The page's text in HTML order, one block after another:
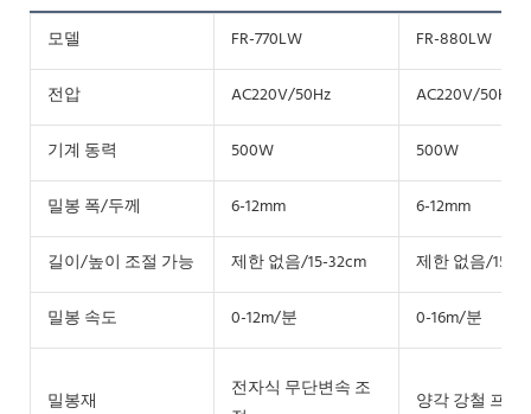
모델 FR-770LW FR-880LW
전압 AC220V/50Hz AC220V/50Hz
기계 동력 500W 500W
밀봉 폭/두께 6-12mm 6-12mm
길이/높이 조절 가능 제한 없음/15-32cm 제한 없음/15-
밀봉 속도 0-12m/분 0-16m/분
밀봉재
전자식 무단변속 조
양각 강철 프린